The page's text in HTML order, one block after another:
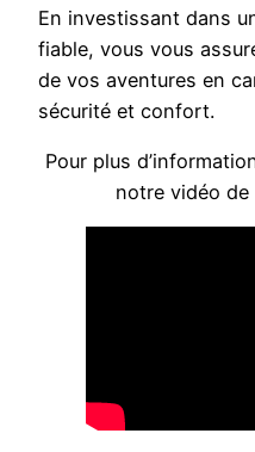
En investissant dans
fiable, vous vous
de vos aventures en
sécurité et confort.
Pour plus
notre vidéo